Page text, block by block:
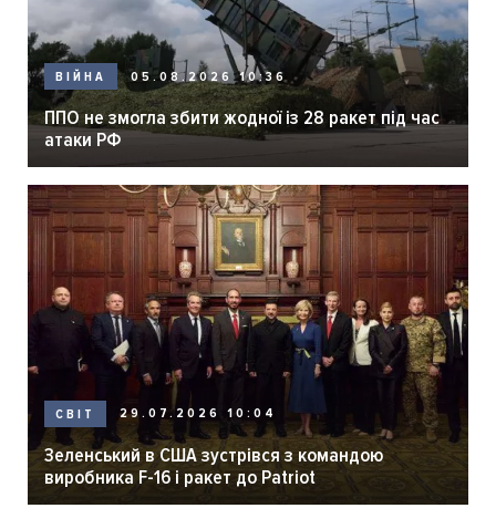
ВІЙНА 05.08.2026 10:36
ППО не змогла збити жодної із 28 ракет під час
атаки РФ
СВІТ 29.07.2026 10:04
Зеленський в США зустрівся з командою
виробника F-16 і ракет до Patriot